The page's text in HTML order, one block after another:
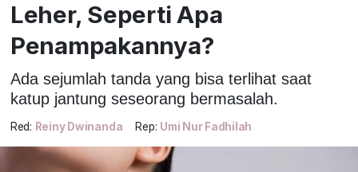
Leher, Seperti Apa
Penampakannya?
Ada sejumlah tanda yang bisa terlihat saat
katup jantung seseorang bermasalah.
Red: Reiny Dwinanda Rep: Umi Nur Fadhilah